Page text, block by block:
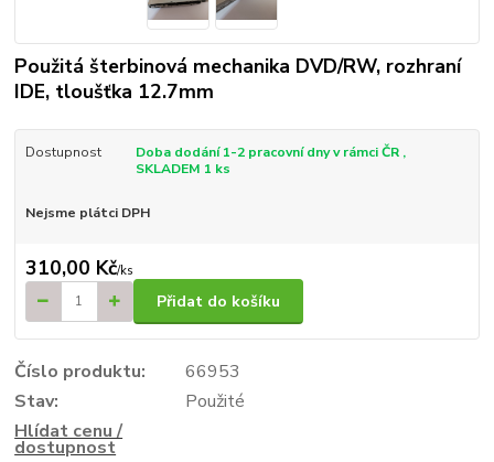
Použitá šterbinová mechanika DVD/RW, rozhraní
IDE, tloušťka 12.7mm
Dostupnost
Doba dodání 1-2 pracovní dny v rámci ČR ,
SKLADEM 1 ks
Nejsme plátci DPH
310,00 Kč/ks
Přidat do košíku
Číslo produktu:
66953
Stav:
Použité
Hlídat cenu /
dostupnost